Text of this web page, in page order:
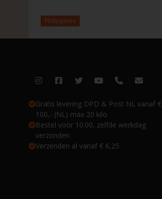
Philippines
Gratis levering DPD & Post NL vanaf €
100,- (NL) max 20 kilo
Bestel voor 10:00, zelfde werkdag
verzonden
Verzenden al vanaf € 6,25